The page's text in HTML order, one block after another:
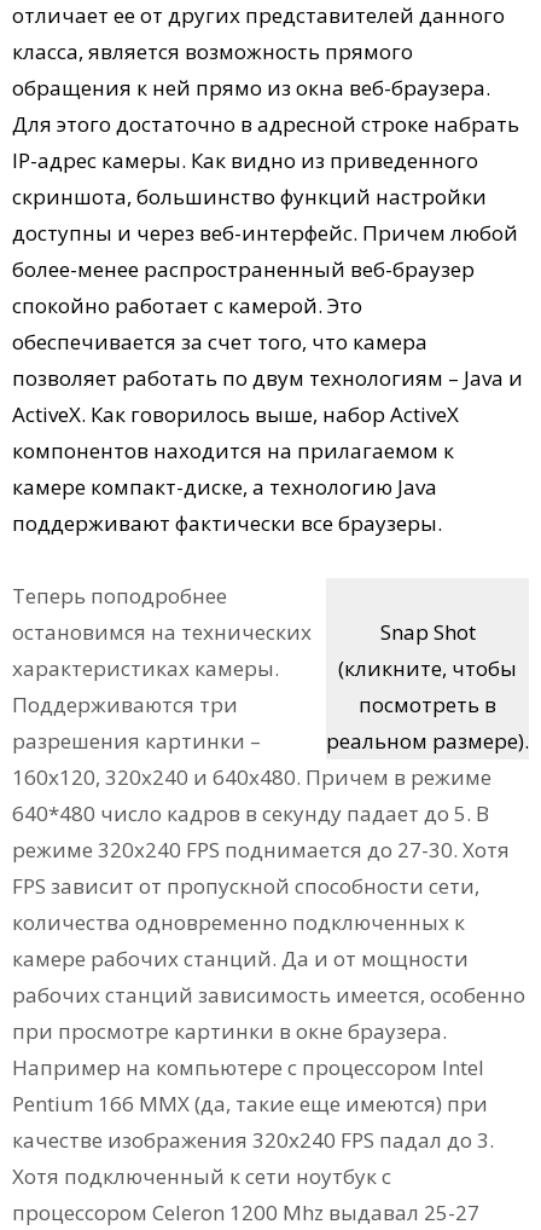
отличает ее от других представителей данного
класса, является возможность прямого
обращения к ней прямо из окна веб-браузера.
Для этого достаточно в адресной строке набрать
IP-адрес камеры. Как видно из приведенного
скриншота, большинство функций настройки
доступны и через веб-интерфейс. Причем любой
более-менее распространенный веб-браузер
спокойно работает с камерой. Это
обеспечивается за счет того, что камера
позволяет работать по двум технологиям – Java и
ActiveX. Как говорилось выше, набор ActiveX
компонентов находится на прилагаемом к
камере компакт-диске, а технологию Java
поддерживают фактически все браузеры.
Snap Shot
(кликните, чтобы
посмотреть в
реальном размере).
Теперь поподробнее
остановимся на технических
характеристиках камеры.
Поддерживаются три
разрешения картинки –
160x120, 320x240 и 640x480. Причем в режиме
640*480 число кадров в секунду падает до 5. В
режиме 320x240 FPS поднимается до 27-30. Хотя
FPS зависит от пропускной способности сети,
количества одновременно подключенных к
камере рабочих станций. Да и от мощности
рабочих станций зависимость имеется, особенно
при просмотре картинки в окне браузера.
Например на компьютере с процессором Intel
Pentium 166 MMX (да, такие еще имеются) при
качестве изображения 320x240 FPS падал до 3.
Хотя подключенный к сети ноутбук с
процессором Celeron 1200 Mhz выдавал 25-27